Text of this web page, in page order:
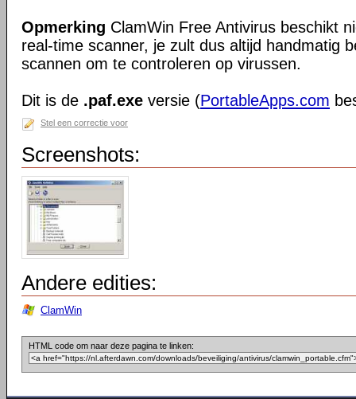
Opmerking ClamWin Free Antivirus beschikt
real-time scanner, je zult dus altijd handmatig
scannen om te controleren op virussen.
Dit is de .paf.exe versie (PortableApps.com
Stel een correctie voor
Screenshots:
Andere edities:
ClamWin
HTML code om naar deze pagina te linken: